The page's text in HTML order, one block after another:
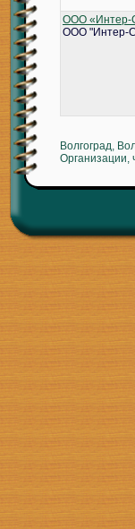
ООО «Интер-
ООО "Интер-
Волгоград,
Организации,